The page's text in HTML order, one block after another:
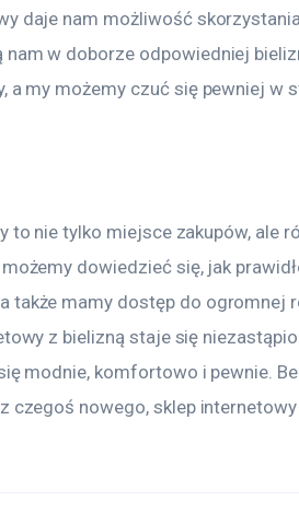
daje nam możliwość
w doborze odpowiedniej
a my możemy czuć się pewniej w
to nie tylko miejsce zakupów, ale
dowiedzieć się, jak
także mamy dostęp do ogromnej
z bielizną staje się
modnie, komfortowo i pewnie.
czegoś nowego, sklep